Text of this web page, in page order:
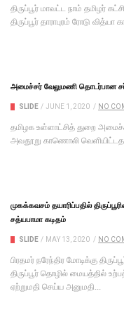
திருப்பூர் மாவட்ட நாம் தமிழர்
திருப்பூர் தாராபுரம் ரோடு
அமைச்சர் வேலுமணி தொடர்பான
SLIDE / JUNE 1, 2020 / NO
தமிழக உள்ளாட்சித் துறை
அவதூறு காணொலி
முகக்கவசம் தயாரிப்பதில்
சத்யபாமா கடிதம்
SLIDE / MAY 13, 2020 / NO
பிரதமர் நரேந்திர மோடிக்கு
திருப்பூர் தொழில் மையத்தில்
ஏற்றுமதி செய்ய அனுமதி...